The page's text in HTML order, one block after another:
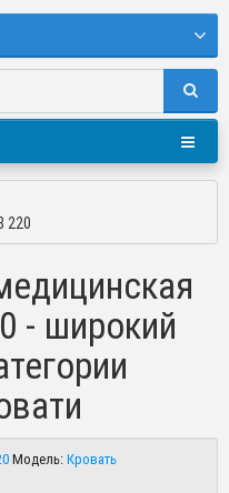
220
- широкий
Модель:Кровать